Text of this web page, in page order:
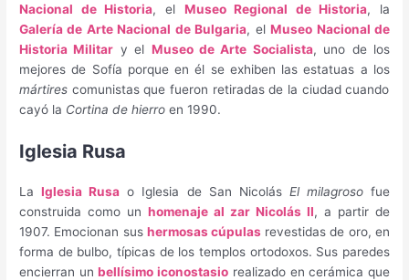
Nacional de Historia, el Museo Regional de Historia, la
Galería de Arte Nacional de Bulgaria, elMuseo Nacional de
Historia Militar y el Museo de Arte Socialista, uno de los
mejores de Sofía porque en él se exhiben las estatuas a los
mártires comunistas que fueron retiradas de la ciudad cuando
cayó la Cortina de hierro en 1990.
Iglesia Rusa
LaIglesia Rusa o Iglesia de San Nicolás El milagrosofue
construida como unhomenaje al zar Nicolás II, a partir de
1907. Emocionan sus hermosas cúpulas revestidas de oro, en
forma de bulbo, típicas de los templos ortodoxos. Sus paredes
encierran unbellísimo iconostasio realizado en cerámica que